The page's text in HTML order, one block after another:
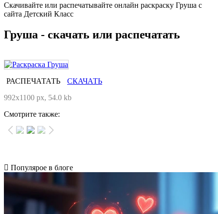
Скачивайте или распечатывайте онлайн раскраску Груша с
сайта Детский Класс
Груша - скачать или распечатать
РАСПЕЧАТАТЬ
СКАЧАТЬ
992x1100 px, 54.0 kb
Смотрите также:
Популярое в блоге